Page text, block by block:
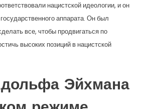
нацистской идеологии, и он
аппарата. Он был
все, чтобы продвигаться по
высоких позиций в нацистской
Эйхмана